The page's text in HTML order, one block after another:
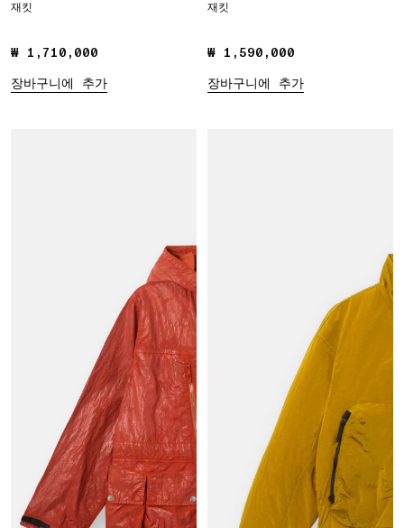
재킷
₩ 1,710,000
₩ 1,710,000
장바구니에 추가
재킷
₩ 1,590,000
₩ 1,590,000
장바구니에 추가